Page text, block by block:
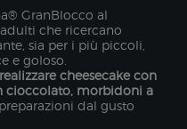
GranBlocco al
che ricercano
sia per i più piccoli,
e goloso.
cheesecake con
cioccolato, morbidoni a
dal gusto